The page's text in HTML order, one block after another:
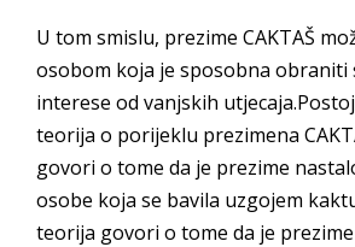
U tom smislu, prezime CAKTAŠ
osobom koja je sposobna obraniti
interese od vanjskih
teorija o porijeklu prezimena
govori o tome da je prezime
osobe koja se bavila uzgojem
teorija govori o tome da je